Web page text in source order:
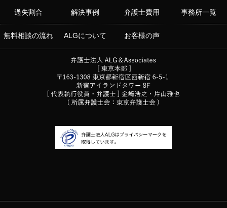
過失割合 解決事例 弁護士費用 事務所一覧
無料相談の流れ ALGについて お客様の声